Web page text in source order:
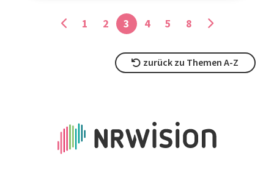
1 2 3 4 5 8
zurück zu Themen A-Z